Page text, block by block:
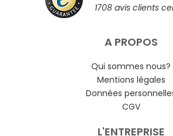
1708 avis clients
A PROPOS
Qui sommes nous?
Mentions légales
Données
CGV
L'ENTREPRISE